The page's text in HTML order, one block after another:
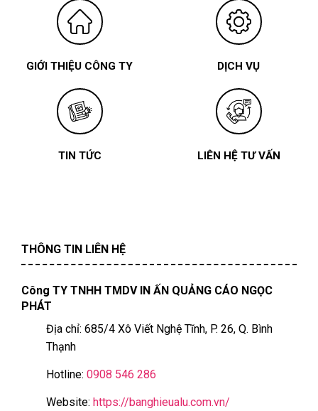
GIỚI THIỆU CÔNG TY DỊCH VỤ
TIN TỨC LIÊN HỆ TƯ VẤN
THÔNG TIN LIÊN HỆ
Công TY TNHH TMDV IN ẤN QUẢNG CÁO NGỌC
PHÁT
Địa chỉ: 685/4 Xô Viết Nghệ Tĩnh, P. 26, Q. Bình
Thạnh
Hotline: 0908 546 286
Website: https://banghieualu.com.vn/